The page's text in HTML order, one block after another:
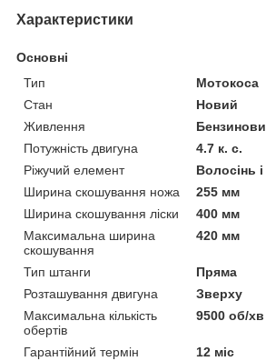
Характеристики
Основні
Тип
Мотокоса
Стан
Новий
Живлення
Потужність двигуна
4.7 к. с.
Ріжучий елемент
Волосінь і
Ширина скошування ножа
255 мм
Ширина скошування ліски
400 мм
Максимальна ширина
скошування
420 мм
Тип штанги
Пряма
Розташування двигуна
Зверху
Максимальна кількість
обертів
9500 об/хв
Гарантійний термін
12 міс